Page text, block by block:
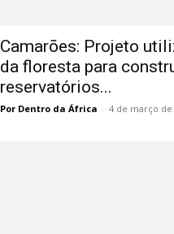
Camarões: Projeto
da floresta para
reservatórios...
Por Dentro da África - 4 de março de